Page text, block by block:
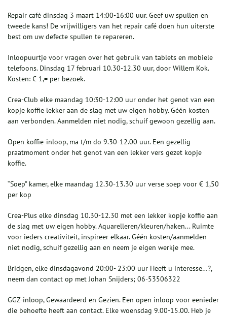
Repair café dinsdag 3 maart 14:00-16:00 uur. Geef uw spullen en
tweede kans! De vrijwilligers van het repair café doen hun uiterste
best om uw defecte spullen te repareren.
Inloopuurtje voor vragen over het gebruik van tablets en mobiele
telefoons. Dinsdag 17 februari 10.30-12.30 uur, door Willem Kok.
Kosten: € 1,= per bezoek.
Crea-Club elke maandag 10:30-12:00 uur onder het genot van een
kopje koffie lekker aan de slag met uw eigen hobby. Géén kosten
aan verbonden. Aanmelden niet nodig, schuif gewoon gezellig aan.
Open koffie-inloop, ma t/m do 9.30-12.00 uur. Een gezellig
praatmoment onder het genot van een lekker vers gezet kopje
koffie.
“Soep” kamer, elke maandag 12.30-13.30 uur verse soep voor € 1,50
per kop
Crea-Plus elke dinsdag 10.30-12.30 met een lekker kopje koffie aan
de slag met uw eigen hobby. Aquarelleren/kleuren/haken... Ruimte
voor ieders creativiteit, inspireer elkaar. Géén kosten/aanmelden
niet nodig, schuif gezellig aan en neem je eigen werkje mee.
Bridgen, elke dinsdagavond 20:00- 23:00 uur Heeft u interesse…?,
neem dan contact op met Johan Snijders; 06-53506322
GGZ-inloop, Gewaardeerd en Gezien. Een open inloop voor eenieder
die behoefte heeft aan contact. Elke woensdag 9.00-15.00. Heb je